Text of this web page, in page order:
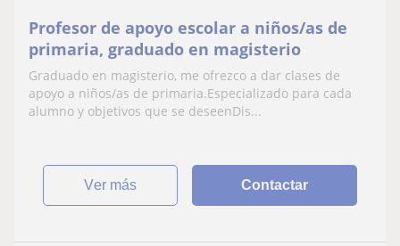
Profesor de apoyo escolar a niños/as de
primaria, graduado en magisterio
Graduado en magisterio, me ofrezco a dar clases de
apoyo a niños/as de primaria.Especializado para cada
alumno y objetivos que se deseenDis...
ver más Contactar